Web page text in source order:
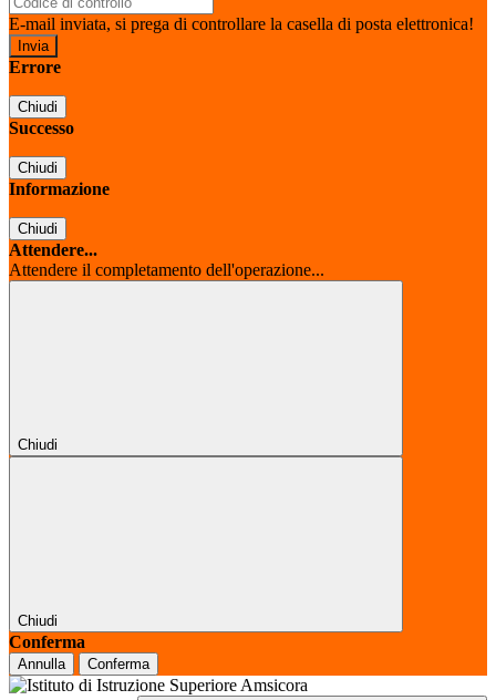
E-mail inviata, si prega di controllare la casella di posta elettronica!
Errore
Chiudi
Successo
Chiudi
Informazione
Chiudi
Attendere...
Attendere il completamento dell'operazione...
Chiudi
Chiudi
Conferma
Annulla Conferma